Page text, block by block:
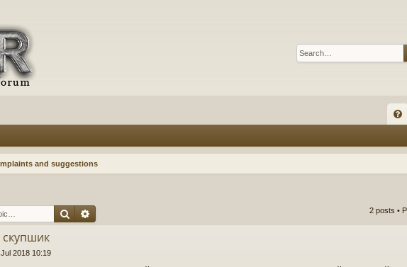
Q
and suggestions
Search 2 posts •
2018 10:19